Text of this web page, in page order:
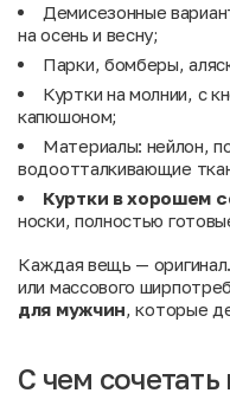
Демисезонные
на осень и весну;
Парки, бомберы,
Куртки на молнии, с
капюшоном;
Материалы: нейлон,
водоотталкивающие
Куртки в хорошем
носки, полностью
Каждая вещь —
или массового
для мужчин, которые
С чем сочетать